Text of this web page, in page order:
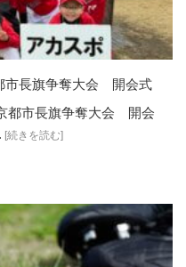
市長旗争奪大会 開会式
市長旗争奪大会 開会
[続きを読む]